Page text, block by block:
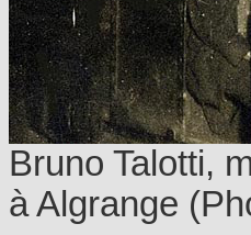
Bruno Talotti,
à Algrange